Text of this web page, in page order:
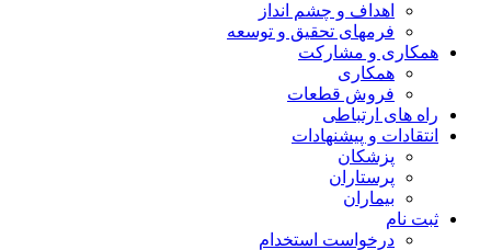
اهداف و چشم انداز
فرمهای تحقیق و توسعه
همکاری و مشارکت
همکاری
فروش قطعات
راه های ارتباطی
انتقادات و پيشنهادات
پزشكان
پرستاران
بيماران
ثبت نام
درخواست استخدام